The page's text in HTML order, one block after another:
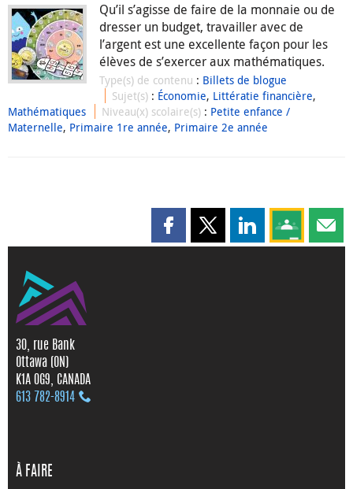
Qu’il s’agisse de faire de la monnaie ou de
dresser un budget, travailler avec de
l’argent est une excellente façon pour les
élèves de s’exercer aux mathématiques.
Type(s) de contenu : Billets de blogue
Sujet(s) : Économie, Littératie financière,
Mathématiques
Niveau(x) scolaire(s) : Petite enfance /
Maternelle, Primaire 1re année, Primaire 2e année
Partager cette page sur
Partager cette page sur X
Partager cette
Partagez
30, rue Bank
Ottawa (ON)
K1A 0G9, CANADA
613 782‑8914
À FAIRE